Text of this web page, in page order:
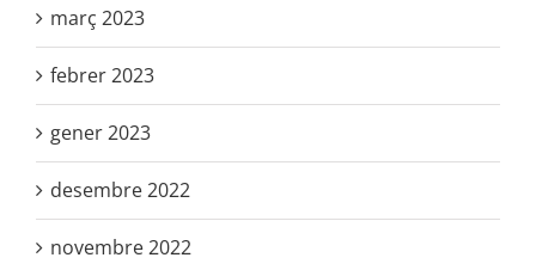
març 2023
febrer 2023
gener 2023
desembre 2022
novembre 2022